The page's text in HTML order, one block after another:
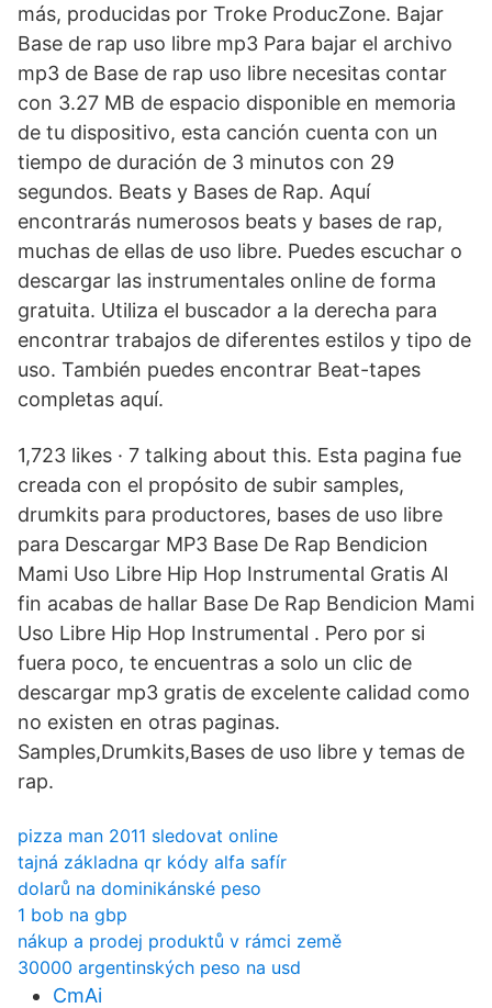
más, producidas por Troke ProducZone. Bajar
Base de rap uso libre mp3 Para bajar el archivo
mp3 de Base de rap uso libre necesitas contar
con 3.27 MB de espacio disponible en memoria
de tu dispositivo, esta canción cuenta con un
tiempo de duración de 3 minutos con 29
segundos. Beats y Bases de Rap. Aquí
encontrarás numerosos beats y bases de rap,
muchas de ellas de uso libre. Puedes escuchar o
descargar las instrumentales online de forma
gratuita. Utiliza el buscador a la derecha para
encontrar trabajos de diferentes estilos y tipo de
uso. También puedes encontrar Beat-tapes
completas aquí.
1,723 likes · 7 talking about this. Esta pagina fue
creada con el propósito de subir samples,
drumkits para productores, bases de uso libre
para Descargar MP3 Base De Rap Bendicion
Mami Uso Libre Hip Hop Instrumental Gratis Al
fin acabas de hallar Base De Rap Bendicion Mami
Uso Libre Hip Hop Instrumental . Pero por si
fuera poco, te encuentras a solo un clic de
descargar mp3 gratis de excelente calidad como
no existen en otras paginas.
Samples,Drumkits,Bases de uso libre y temas de
rap.
pizza man 2011 sledovat online
tajná základna qr kódy alfa safír
dolarů na dominikánské peso
1 bob na gbp
nákup a prodej produktů v rámci země
30000 argentinských peso na usd
CmAi